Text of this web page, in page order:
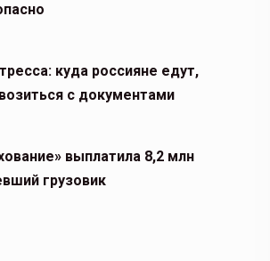
куда россияне едут,
с документами
выплатила 8,2 млн
грузовик